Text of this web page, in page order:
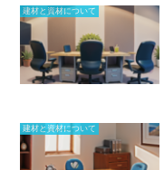
建材と資材について
建材と資材について